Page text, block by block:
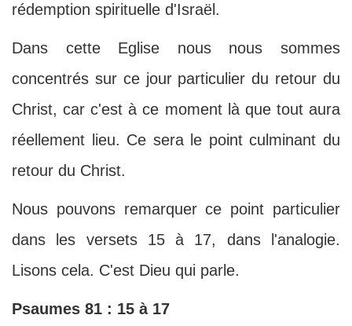
rédemption spirituelle d'Israël.
Dans cette Eglise nous nous sommes
concentrés sur ce jour particulier du retour du
Christ, car c'est à ce moment là que tout aura
réellement lieu. Ce sera le point culminant du
retour du Christ.
Nous pouvons remarquer ce point particulier
dans les versets 15 à 17, dans l'analogie.
Lisons cela. C'est Dieu qui parle.
Psaumes 81 : 15 à 17